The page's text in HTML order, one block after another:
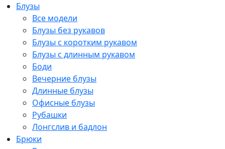
Блузы
Все модели
Блузы без рукавов
Блузы с коротким рукавом
Блузы с длинным рукавом
Боди
Вечерние блузы
Длинные блузы
Офисные блузы
Рубашки
Лонгслив и бадлон
Брюки